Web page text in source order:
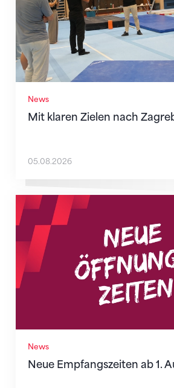
News
Mit klaren Zielen nach
05.08.2026
News
Neue Empfangszeiten ab 1.
Neue Empfangszeiten ab 1.